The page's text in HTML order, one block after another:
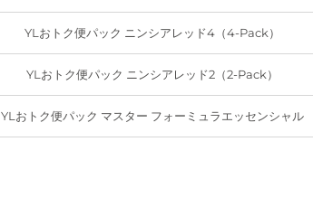
YLおトク便パック ニンシアレッド4（4-Pack）
YLおトク便パック ニンシアレッド2（2-Pack）
YLおトク便パック マスター フォーミュラエッセンシャル